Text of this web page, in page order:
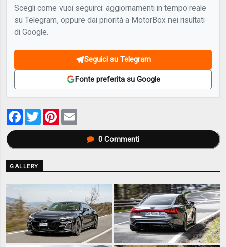
Scegli come vuoi seguirci: aggiornamenti in tempo reale
su Telegram, oppure dai priorità a MotorBox nei risultati
di Google.
Seguici su Telegram
Fonte preferita su Google
Facebook
TwitterPinterest
0Commenti
GALLERY